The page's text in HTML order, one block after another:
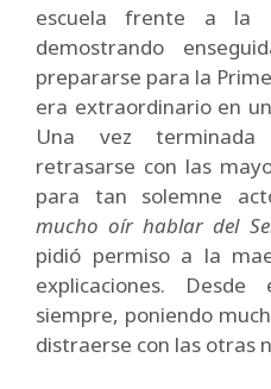
escuela frente a la
demostrando
prepararse para la
era extraordinario en
Una vez
retrasarse con las
para tan solemne
mucho oír hablar del
pidió permiso a la
explicaciones.
siempre, poniendo
distraerse con las otras